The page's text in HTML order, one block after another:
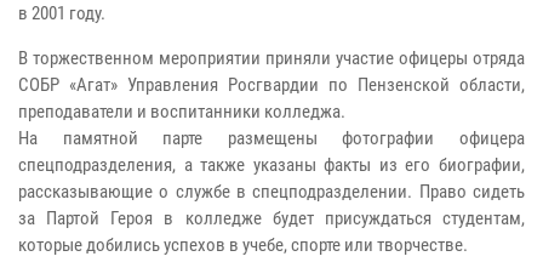
в 2001 году.
В торжественном мероприятии приняли участие офицеры отряда
СОБР «Агат» Управления Росгвардии по Пензенской области,
преподаватели и воспитанники колледжа.
На памятной парте размещены фотографии офицера
спецподразделения, а также указаны факты из его биографии,
рассказывающие о службе в спецподразделении. Право сидеть
за Партой Героя в колледже будет присуждаться студентам,
которые добились успехов в учебе, спорте или творчестве.